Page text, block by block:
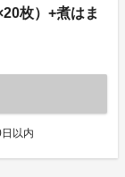
枚）+煮はま
以内